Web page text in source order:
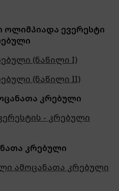
ოლიმპიადა ევერესტი
(ნაწილი I)
(ნაწილი II)
კრებული
- კრებული
კრებული
ამოცანათა კრებული